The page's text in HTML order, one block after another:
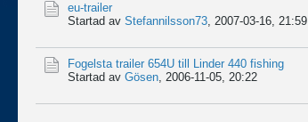
eu-trailer
Startad av Stefannilsson73, 2007-03-16, 21:59
Fogelsta trailer 654U till Linder 440 fishing
Startad av Gösen, 2006-11-05, 20:22